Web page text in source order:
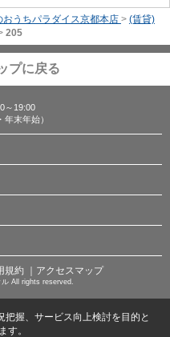
うちパラダイス京都本店 > (賃貸)
205
プに戻る
～19:00
末年始）
規約 ｜アクセスマップ
All rights reserved.
握、サービス向上検討を目的と
す。